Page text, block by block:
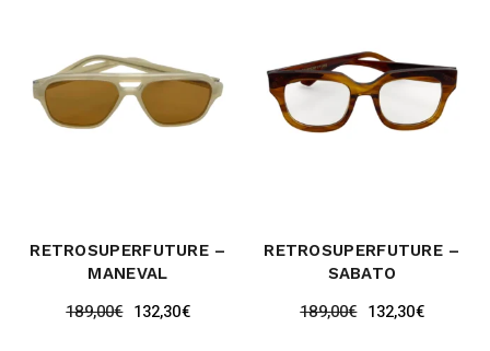
RETROSUPERFUTURE –
MANEVAL
189,00€ 132,30€
RETROSUPERFUTURE –
SABATO
189,00€ 132,30€